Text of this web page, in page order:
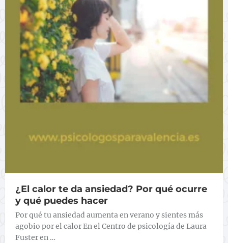
¿El calor te da ansiedad? Por qué ocurre
y qué puedes hacer
Por qué tu ansiedad aumenta en verano y sientes más
agobio por el calor En el Centro de psicología de Laura
Fuster en …